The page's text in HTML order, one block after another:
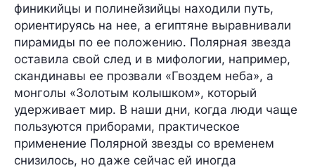
финикийцы и полинейзийцы находили путь,
ориентируясь на нее, а египтяне выравнивали
пирамиды по ее положению. Полярная звезда
оставила свой след и в мифологии, например,
скандинавы ее прозвали «Гвоздем неба», а
монголы «Золотым колышком», который
удерживает мир. В наши дни, когда люди чаще
пользуются приборами, практическое
применение Полярной звезды со временем
снизилось, но даже сейчас ей иногда